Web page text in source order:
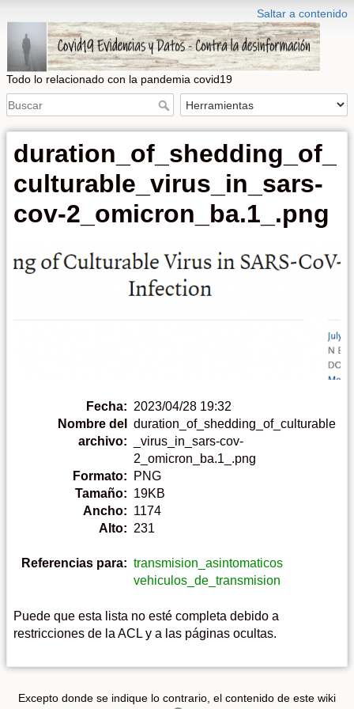
Saltar a contenido
Todo lo relacionado con la pandemia covid19
duration_of_shedding_of_
culturable_virus_in_sars-
cov-2_omicron_ba.1_.png
Fecha: 2023/04/28 19:32
Nombre del
archivo:
duration_of_shedding_of_culturable
_virus_in_sars-cov-
2_omicron_ba.1_.png
Formato:
PNG
Tamaño: 19KB
Ancho: 1174
Alto: 231
Referencias para: transmision_asintomaticos
vehiculos_de_transmision
Puede que esta lista no esté completa debido a
restricciones de la ACL y a las páginas ocultas.
Excepto donde se indique lo contrario, el contenido de este wiki